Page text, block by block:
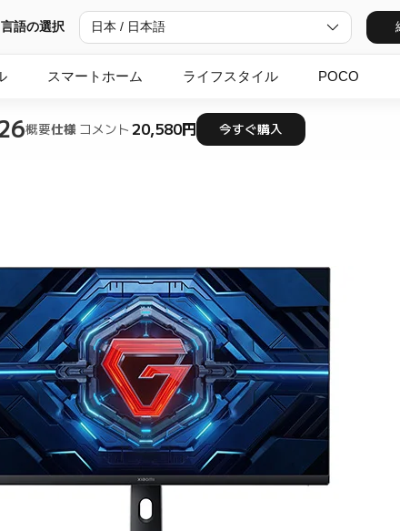
語の選択 日本 / 日本語
スマートホーム ライフスタイル POCO
概要仕様 コメント 20,580円 今すぐ購入